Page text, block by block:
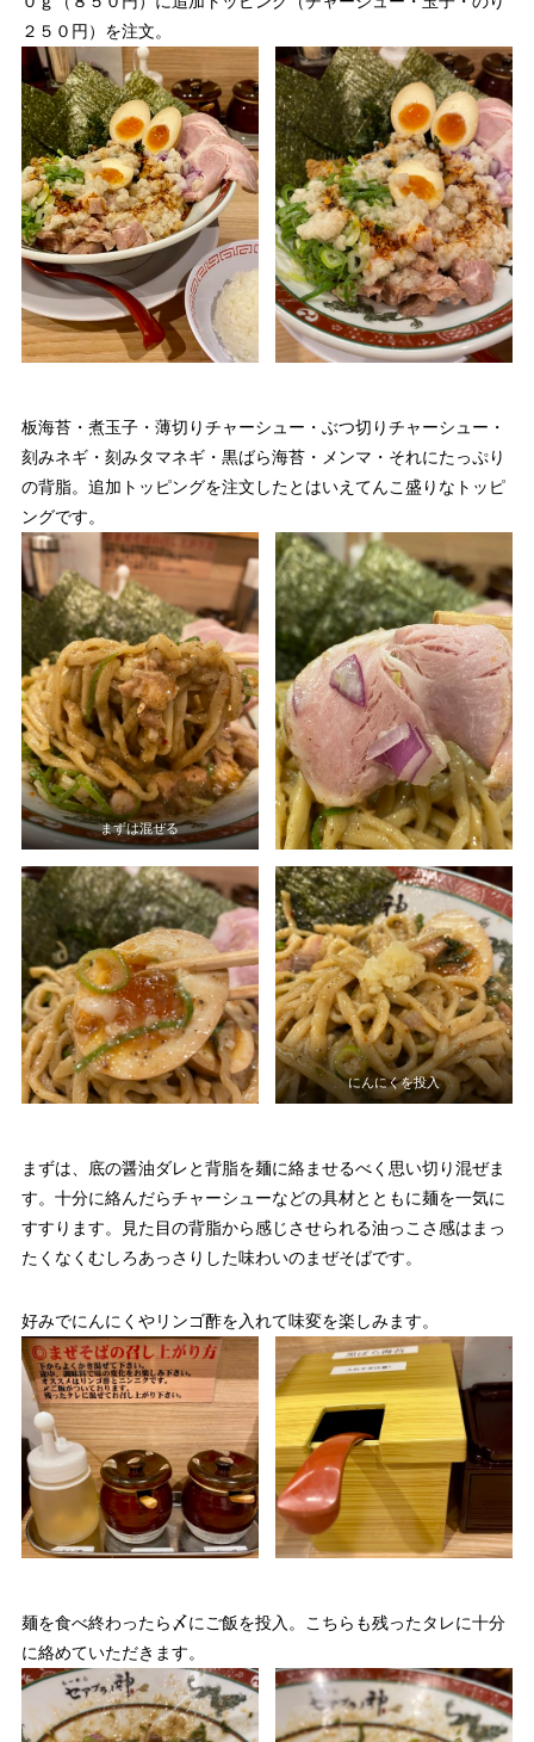
２５０円）を注文。
板海苔・煮玉子・薄切りチャーシュー・ぶつ切りチャーシュー・
刻みネギ・刻みタマネギ・黒ばら海苔・メンマ・それにたっぷり
の背脂。追加トッピングを注文したとはいえてんこ盛りなトッピ
ングです。
まずは混ぜる
にんにくを投入
まずは、底の醤油ダレと背脂を麺に絡ませるべく思い切り混ぜま
す。十分に絡んだらチャーシューなどの具材とともに麺を一気に
すすります。見た目の背脂から感じさせられる油っこさ感はまっ
たくなくむしろあっさりした味わいのまぜそばです。
好みでにんにくやリンゴ酢を入れて味変を楽しみます。
麺を食べ終わったら〆にご飯を投入。こちらも残ったタレに十分
に絡めていただきます。